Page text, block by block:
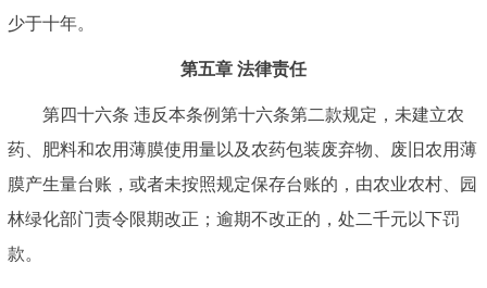
少于十年。
第五章 法律责任
第四十六条 违反本条例第十六条第二款规定，未建立农
药、肥料和农用薄膜使用量以及农药包装废弃物、废旧农用薄
膜产生量台账，或者未按照规定保存台账的，由农业农村、园
林绿化部门责令限期改正；逾期不改正的，处二千元以下罚
款。